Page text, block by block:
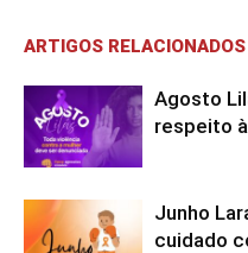
ARTIGOS RELACIONADOS
Agosto
respeito
Junho
cuidado